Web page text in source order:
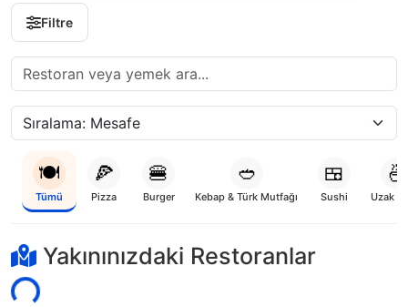
Filtre
🍽️
Tümü
🍕
Pizza
🍔
Burger
🥙
Kebap & Türk Mutfağı
🍱
Sushi
🍜
Uzak
Yakınınızdaki Restoranlar
Yükleniyor...